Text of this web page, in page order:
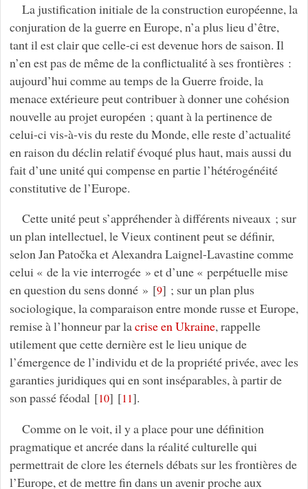
La justification initiale de la construction européenne, la
conjuration de la guerre en Europe, n’a plus lieu d’être,
tant il est clair que celle-ci est devenue hors de saison. Il
n’en est pas de même de la conflictualité à ses frontières :
aujourd’hui comme au temps de la Guerre froide, la
menace extérieure peut contribuer à donner une cohésion
nouvelle au projet européen ; quant à la pertinence de
celui-ci vis-à-vis du reste du Monde, elle reste d’actualité
en raison du déclin relatif évoqué plus haut, mais aussi du
fait d’une unité qui compense en partie l’hétérogénéité
constitutive de l’Europe.
Cette unité peut s’appréhender à différents niveaux ; sur
un plan intellectuel, le Vieux continent peut se définir,
selon Jan Patočka et Alexandra Laignel-Lavastine comme
celui « de la vie interrogée » et d’une « perpétuelle mise
en question du sens donné » [9] ; sur un plan plus
sociologique, la comparaison entre monde russe et Europe,
remise à l’honneur par lacrise en Ukraine, rappelle
utilement que cette dernière est le lieu unique de
l’émergence de l’individu et de la propriété privée, avec les
garanties juridiques qui en sont inséparables, à partir de
son passé féodal[10] [11].
Comme on le voit, il y a place pour une définition
pragmatique et ancrée dans la réalité culturelle qui
permettrait de clore les éternels débats sur les frontières de
l’Europe, et de mettre fin dans un avenir proche aux